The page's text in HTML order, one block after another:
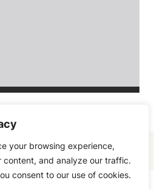
your browsing experience,
content, and analyze our traffic.
consent to our use of cookies.